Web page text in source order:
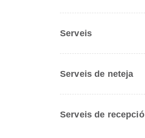
Serveis
Serveis de neteja
Serveis de recepció